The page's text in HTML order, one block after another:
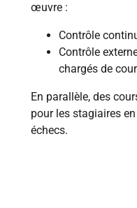
œuvre :
Contrôle
Contrôle
chargés de
En parallèle, des
pour les stagiaires
échecs.